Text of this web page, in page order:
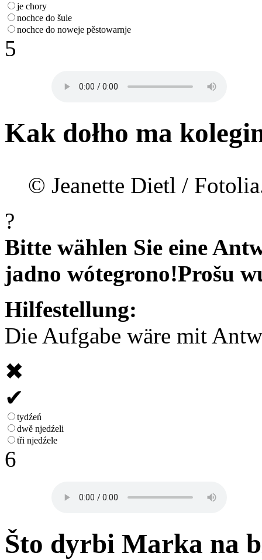
je chory
nochce do šule
nochce do noweje pěstowarnje
5
Kak dołho ma
© Jeanette Dietl /
?
Bitte wählen Sie eine
jadno wótegrono!Prošu
Hilfestellung:
Die Aufgabe wäre mit
✖
✔
tydźeń
dwě njedźeli
tři njedźele
6
Što dyrbi Marka na